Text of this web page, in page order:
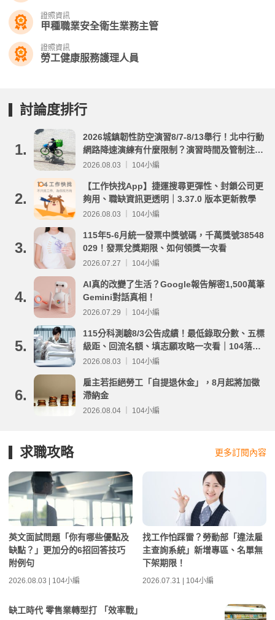
證照資訊
甲種職業安全衛生業務主管
證照資訊
勞工健康服務護理人員
討論度排行
1.
2026城鎮韌性防空演習8/7-8/13舉行！北中行動
網路降速演練有什麼限制？演習時間及管制注意
事項整理
2026.08.03 ｜ 104小編
2.
【工作快找App】捷運搜尋更彈性、封鎖公司更
夠用、職缺資訊更透明｜3.37.0 版本更新教學
2026.08.03 ｜ 104小編
3.
115年5-6月統一發票中獎號碼，千萬獎號38548
029！發票兌獎期限、如何領獎一次看
2026.07.27 ｜ 104小編
4.
AI真的改變了生活？Google報告解密1,500萬筆
Gemini對話真相！
2026.07.29 ｜ 104小編
5.
115分科測驗8/3公告成績！最低錄取分數、五標
級距、回流名額、填志願攻略一次看｜104落點
分析
2026.08.03 ｜ 104小編
6.
雇主若拒絕勞工「自提退休金」，8月起將加徵
滯納金
2026.08.04 ｜ 104小編
求職攻略 更多訂閱內容
英文面試問題「你有哪些優點及
缺點？」更加分的6招回答技巧
附例句
2026.08.03 | 104小編
找工作怕踩雷？勞動部「違法雇
主查詢系統」新增專區、名單無
下架期限！
2026.07.31 | 104小編
缺工時代 零售業轉型打 「效率戰」